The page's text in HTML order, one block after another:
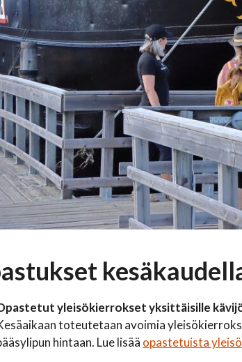
yleisökierrokset yksittäisille
toteutetaan avoimia
hintaan. Lue lisää opastetuista